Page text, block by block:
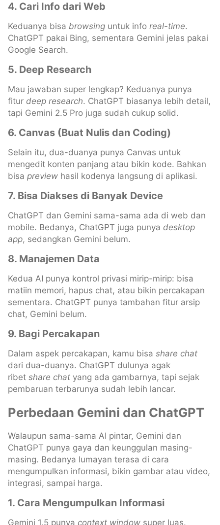
4. Cari Info dari Web
Keduanya bisa browsing untuk info real-time.
ChatGPT pakai Bing, sementara Gemini jelas pakai
Google Search.
5. Deep Research
Mau jawaban super lengkap? Keduanya punya
fitur deep research. ChatGPT biasanya lebih detail,
tapi Gemini 2.5 Pro juga sudah cukup solid.
6. Canvas (Buat Nulis dan Coding)
Selain itu, dua-duanya punya Canvas untuk
mengedit konten panjang atau bikin kode. Bahkan
bisa preview hasil kodenya langsung di aplikasi.
7. Bisa Diakses di Banyak Device
ChatGPT dan Gemini sama-sama ada di web dan
mobile. Bedanya, ChatGPT juga punya desktop
app, sedangkan Gemini belum.
8. Manajemen Data
Kedua AI punya kontrol privasi mirip-mirip: bisa
matiin memori, hapus chat, atau bikin percakapan
sementara. ChatGPT punya tambahan fitur arsip
chat, Gemini belum.
9. Bagi Percakapan
Dalam aspek percakapan, kamu bisa share chat
dari dua-duanya. ChatGPT dulunya agak
ribet share chat yang ada gambarnya, tapi sejak
pembaruan terbarunya sudah lebih lancar.
Perbedaan Gemini dan ChatGPT
Walaupun sama-sama AI pintar, Gemini dan
ChatGPT punya gaya dan keunggulan masing-
masing. Bedanya lumayan terasa di cara
mengumpulkan informasi, bikin gambar atau video,
integrasi, sampai harga.
1. Cara Mengumpulkan Informasi
Gemini 1.5 punya context window super luas.